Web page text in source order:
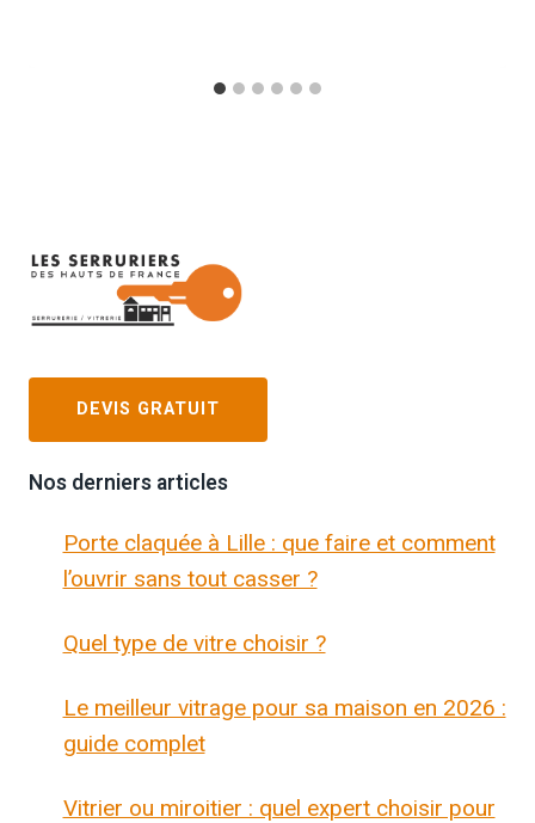
DEVIS GRATUIT
Nos derniers articles
Porte claquée à Lille : que faire et comment
l’ouvrir sans tout casser ?
Quel type de vitre choisir ?
Le meilleur vitrage pour sa maison en 2026 :
guide complet
Vitrier ou miroitier : quel expert choisir pour